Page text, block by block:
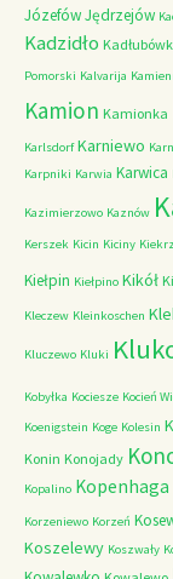
JózefówJędrzejów
Kadzidło
Pomorski Kalvarija
Kamion Kamionka
Karlsdorf Karniewo
Karpniki Karwia Karwica
Kazimierzowo Kaznów
Kerszek Kicin Kiciny Kiekrz
Kiełpin Kiełpino Kikół
Kleczew Kleinkoschen
Kluczewo Kluki
Kobyłka Kociesze Kocień
Koenigstein Koge Kolesin
Konin Konojady
Kopalino Kopenhaga
Korzeniewo Korzeń
Koszelewy Koszwały